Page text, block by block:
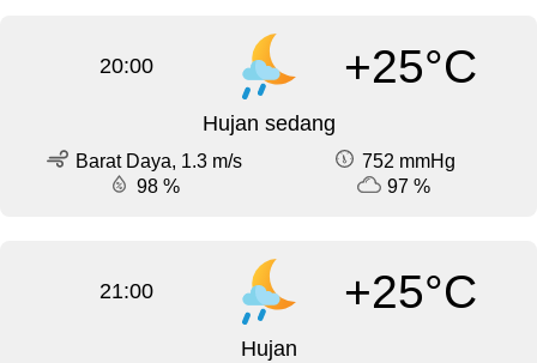
20:00 +25°C
Hujan sedang
Barat Daya, 1.3 m/s
752 mmHg
98 %
97 %
21:00 +25°C
Hujan